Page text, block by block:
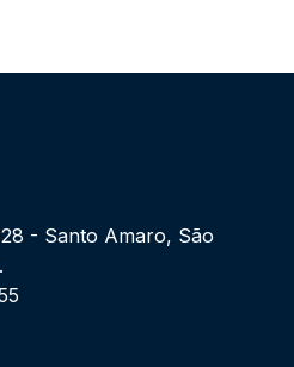
- Santo Amaro, São